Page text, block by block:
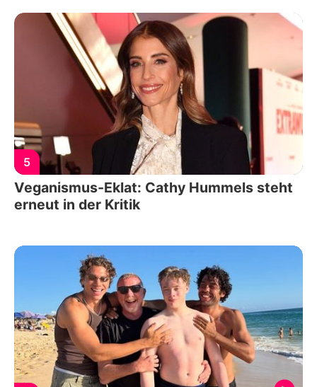
5
Veganismus-Eklat: Cathy Hummels steht
erneut in der Kritik